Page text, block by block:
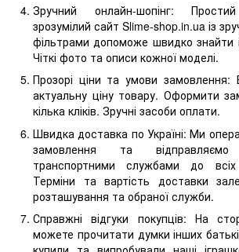
Зручний онлайн-шопінг:
зрозумілий сайт Slime-shop.in.ua із
фільтрами допоможе швидко знайти
Чіткі фото та описи кожної моделі.
Прозорі ціни та умови
актуальну ціну товару. Оформити
кілька кліків. Зручні засоби оплати.
Швидка доставка по Україні: Ми
замовлення та
транспортними службами до всіх
Терміни та вартість доставки
розташування та обраної служби.
Справжні відгуки покупців: На
можете прочитати думки інших